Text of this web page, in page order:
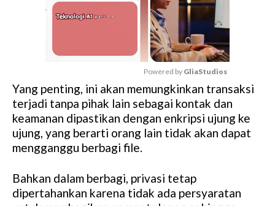
M
u
e
Powered by GliaStudios
Yang penting, ini akan memungkinkan transaksi
terjadi tanpa pihak lain sebagai kontak dan
keamanan dipastikan dengan enkripsi ujung ke
ujung, yang berarti orang lain tidak akan dapat
mengganggu berbagi file.
Bahkan dalam berbagi, privasi tetap
dipertahankan karena tidak ada persyaratan